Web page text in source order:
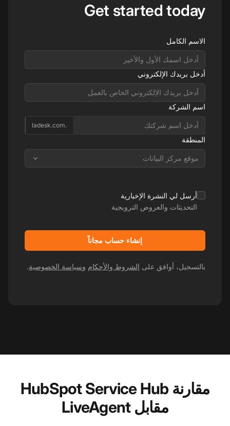
Get started today
الاسم الكامل
أدخل بريدك الإلكتروني
اسم الشركة
.ladesk.com
المنطقة
موقع مركز البيانات
أرسل لي النشرة الإخبارية
التحديثات والعروض الترويجية
إنشاء حساب مجاناً
بالتسجيل، أوافق على الشروط والأحكام وسياسة الخصوصية.
مقارنة HubSpot Service Hub
مقابل LiveAgent